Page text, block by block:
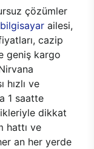
çözümler
ailesi,
cazip
geniş kargo
hızlı ve
1 saatte
dikkat
hattı ve
an her yerde